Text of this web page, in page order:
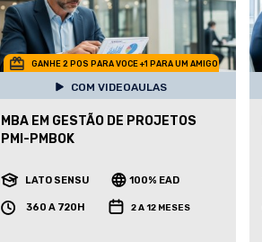
GANHE 2 POS PARA VOCE +1 PARA UM AMIGO
COM VIDEOAULAS
MBA EM GESTÃO DE PROJETOS
PMI-PMBOK
LATO SENSU 100% EAD
360 A 720H 2 A 12 MESES